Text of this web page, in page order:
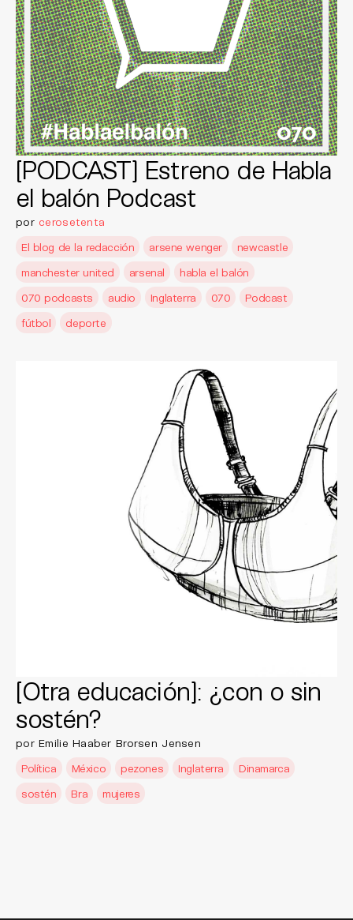
[PODCAST] Estreno de Habla
el balón Podcast
por cerosetenta
El blog de la redacción
arsene wenger
newcastle
manchester united
arsenal
habla el balón
070 podcasts
audio Inglaterra 070
Podcast
fútbol
deporte
[Otra educación]: ¿con o sin
sostén?
por Emilie Haaber Brorsen Jensen
Política
México pezones Inglaterra
Dinamarca
sostén
Bra mujeres